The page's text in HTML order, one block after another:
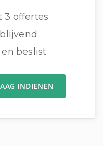
3 offertes
beslist
INDIENEN